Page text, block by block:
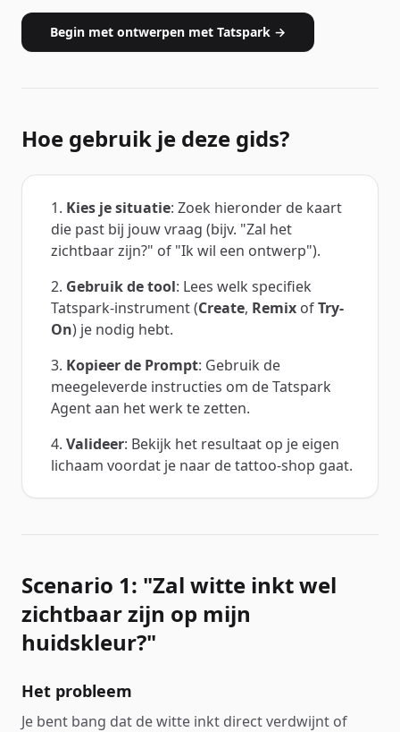
Begin met ontwerpen met Tatspark →
Hoe gebruik je deze gids?
Kies je situatie: Zoek hieronder de kaart
die past bij jouw vraag (bijv. "Zal het
zichtbaar zijn?" of "Ik wil een ontwerp").
Gebruik de tool: Lees welk specifiek
Tatspark-instrument (Create, Remix ofTry-
On) je nodig hebt.
Kopieer de Prompt: Gebruik de
meegeleverde instructies om de Tatspark
Agent aan het werk te zetten.
Valideer: Bekijk het resultaat op je eigen
lichaam voordat je naar de tattoo-shop gaat.
Scenario 1: "Zal witte inkt wel
zichtbaar zijn op mijn
huidskleur?"
Het probleem
Je bent bang dat de witte inkt direct verdwijnt of